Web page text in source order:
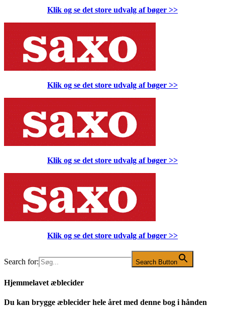
Klik og se det store udvalg af bøger >>
Klik og se det store udvalg af bøger >>
Klik og se det store udvalg af bøger >>
Klik og se det store udvalg af bøger >>
Search for: Search Button
Hjemmelavet æblecider
Du kan brygge æblecider hele året med denne bog i hånden